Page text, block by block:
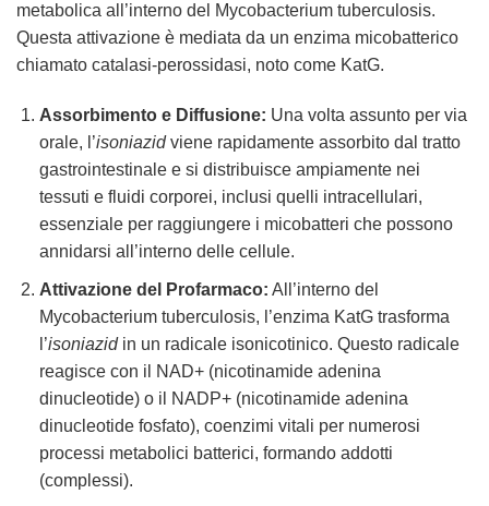
metabolica all’interno del Mycobacterium tuberculosis.
Questa attivazione è mediata da un enzima micobatterico
chiamato catalasi-perossidasi, noto come KatG.
Assorbimento e Diffusione: Una volta assunto per via
orale, l’isoniazidviene rapidamente assorbito dal tratto
gastrointestinale e si distribuisce ampiamente nei
tessuti e fluidi corporei, inclusi quelli intracellulari,
essenziale per raggiungere i micobatteri che possono
annidarsi all’interno delle cellule.
Attivazione del Profarmaco: All’interno del
Mycobacterium tuberculosis, l’enzima KatG trasforma
l’isoniazidin un radicale isonicotinico. Questo radicale
reagisce con il NAD+ (nicotinamide adenina
dinucleotide) o il NADP+ (nicotinamide adenina
dinucleotide fosfato), coenzimi vitali per numerosi
processi metabolici batterici, formando addotti
(complessi).